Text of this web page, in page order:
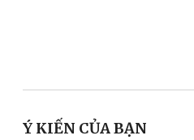
Ý KIẾN CỦA BẠN